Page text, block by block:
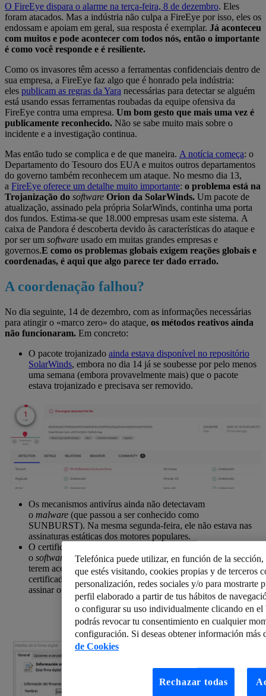
O FireEye dispara o alarme na terça-feira, 8 de dezembro. Eles
foram atacados. Mas a indústria não culpa a FireEye por isso, eles os
endossam e apoiam em geral, sua resposta é exemplar. Já aconteceu
com muitos e pode acontecer com todos nós, então o importante
é como você responde e é resiliente.
Como os invasores têm acesso a ferramentas confidenciais dentro de
sua empresa, a FireEye faz algo que é honrado pela indústria:
eles publicam as regras da Yara necessárias para detectar se alguém
está usando essas ferramentas roubadas da equipe ofensiva da
FireEye contra uma empresa. Um bom gesto que mais uma vez é
publicamente reconhecido. Não se sabe muito mais sobre o
incidente e a investigação continua.
Mas então tudo se complica e de que maneira. A notícia começa: o
Departamento do Tesouro dos EUA e muitos outros departamentos
do governo também reconhecem um ataque. No mesmo dia 13,
a FireEye oferece um detalhe muito importante: o problema está na
Trojanização do software Orion da SolarWinds. Um pacote de
atualização, assinado pela própria SolarWinds, continha uma porta
dos fundos. Estima-se que 18.000 empresas usam este sistema. A
caixa de Pandora é descoberta devido às características do ataque e
por ser um software usado em muitas grandes empresas e
governos.E como os problemas globais exigem reações globais e
coordenadas, é aqui que algo parece ter dado errado.
A coordenação falhou?
No dia seguinte, 14 de dezembro, com as informações necessárias
para atingir o «marco zero» do ataque, os métodos reativos ainda
não funcionaram. Em concreto:
O pacote trojanizado ainda estava disponível no repositório
SolarWinds, embora no dia 14 já se soubesse por pelo menos
uma semana (embora provavelmente mais) que o pacote
estava trojanizado e precisava ser removido.
Os mecanismos antivírus ainda não detectavam
o malware (que passou a ser conhecido como
SUNBURST). Na mesma segunda-feira, ele não estava nas
assinaturas estáticas dos motores populares.
O certificado com o qual os invasores assinaram
o software ainda nãofoirevogado. Independentemente de eles
terem acesso à chave privada ou não (desconhecido), esse
certificado teve que ser revogado caso o invasor pudesse
assinar outrosoftwareem nome da SolarWinds.
Telefónica puede utilizar, en función de la
que estés visitando, cookies propias y de terceros
personalización, redes sociales y/o para mostrarte
perfil elaborado a partir de tus hábitos de
o configurar su uso individualmente clicando en
podrás revocar tu consentimiento en cualquier
configuración. Si deseas obtener información más
de Cookies
Rechazar todas